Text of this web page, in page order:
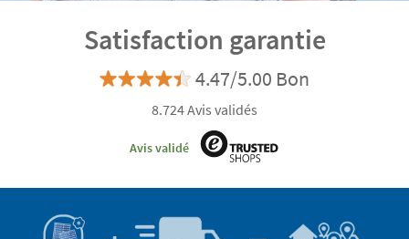
Découvrez les avantages d'être un client VIP
Satisfaction garantie
4.47/5.00 Bon